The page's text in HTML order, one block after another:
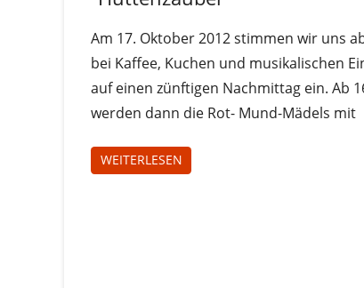
Am 17. Oktober 2012 stimmen wir uns
bei Kaffee, Kuchen und musikalischen
auf einen zünftigen Nachmittag ein. Ab
werden dann die Rot- Mund-Mädels mit
WEITERLESEN